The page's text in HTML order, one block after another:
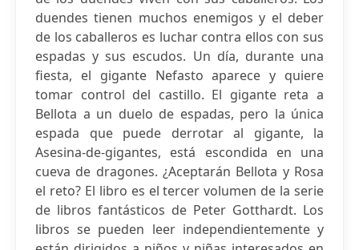
duendes tienen muchos enemigos y el deber
de los caballeros es luchar contra ellos con sus
espadas y sus escudos. Un día, durante una
fiesta, el gigante Nefasto aparece y quiere
tomar control del castillo. El gigante reta a
Bellota a un duelo de espadas, pero la única
espada que puede derrotar al gigante, la
Asesina-de-gigantes, está escondida en una
cueva de dragones. ¿Aceptarán Bellota y Rosa
el reto? El libro es el tercer volumen de la serie
de libros fantásticos de Peter Gotthardt. Los
libros se pueden leer independientemente y